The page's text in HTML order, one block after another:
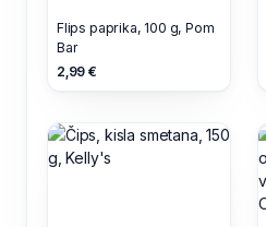
Flips paprika, 100 g, Pom
Bar
2,99 €